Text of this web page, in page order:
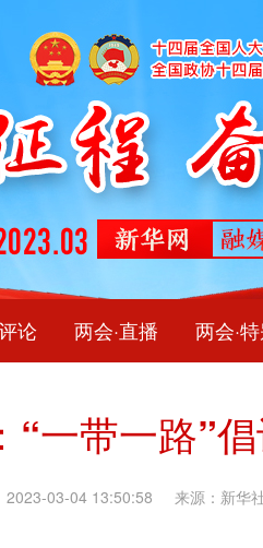
论 两会·直播 两会·
“一带一路”
2023-03-04 13:50:58 来源：新华